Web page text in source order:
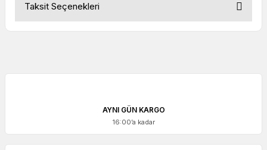
Taksit Seçenekleri
AYNI GÜN KARGO
16:00’a kadar